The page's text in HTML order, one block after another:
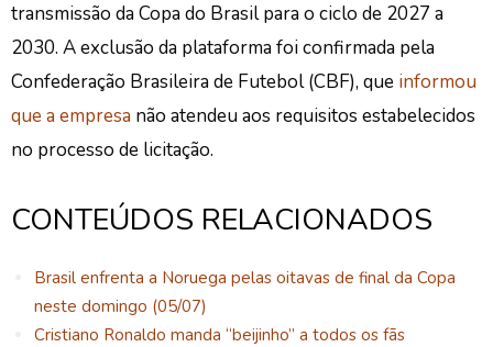
transmissão da Copa do Brasil para o ciclo de 2027 a
2030. A exclusão da plataforma foi confirmada pela
Confederação Brasileira de Futebol (CBF), que informou
que a empresa não atendeu aos requisitos estabelecidos
no processo de licitação.
CONTEÚDOS RELACIONADOS
Brasil enfrenta a Noruega pelas oitavas de final da Copa
neste domingo (05/07)
Cristiano Ronaldo manda “beijinho” a todos os fãs